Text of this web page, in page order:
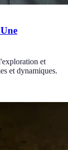
et
et dynamiques.